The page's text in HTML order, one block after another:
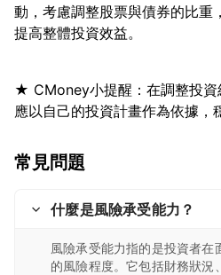
動，考慮調整股票與債券的比重
★ CMoney小提醒：在調整投資
常見問題
什麼是風險承受能力？
風險承受能力指的是投資者在
的風險程度。它包括財務狀況